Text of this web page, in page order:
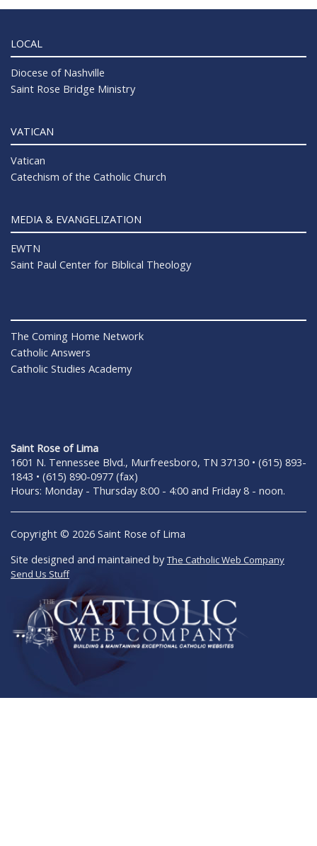
LOCAL
Diocese of Nashville
Saint Rose Bridge Ministry
VATICAN
Vatican
Catechism of the Catholic Church
MEDIA & EVANGELIZATION
EWTN
Saint Paul Center for Biblical Theology
The Coming Home Network
Catholic Answers
Catholic Studies Academy
Saint Rose of Lima
1601 N. Tennessee Blvd., Murfreesboro, TN 37130 • (615) 893-
1843 • (615) 890-0977 (fax)
Hours: Monday - Thursday 8:00 - 4:00 and Friday 8 - noon.
Copyright © 2026 Saint Rose of Lima
Site designed and maintained byThe Catholic Web Company
Send Us Stuff